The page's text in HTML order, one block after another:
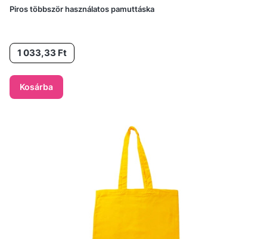
Piros többször használatos pamuttáska
Ár1 033,33 Ft
Kosárba